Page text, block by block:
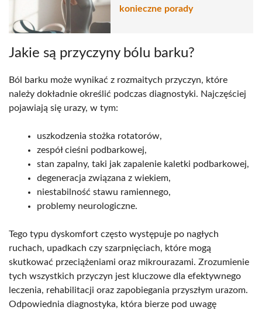
konieczne porady
Jakie są przyczyny bólu barku?
Ból barku może wynikać z rozmaitych przyczyn, które
należy dokładnie określić podczas diagnostyki. Najczęściej
pojawiają się urazy, w tym:
uszkodzenia stożka rotatorów,
zespół cieśni podbarkowej,
stan zapalny, taki jak zapalenie kaletki podbarkowej,
degeneracja związana z wiekiem,
niestabilność stawu ramiennego,
problemy neurologiczne.
Tego typu dyskomfort często występuje po nagłych
ruchach, upadkach czy szarpnięciach, które mogą
skutkować przeciążeniami oraz mikrourazami. Zrozumienie
tych wszystkich przyczyn jest kluczowe dla efektywnego
leczenia, rehabilitacji oraz zapobiegania przyszłym urazom.
Odpowiednia diagnostyka, która bierze pod uwagę